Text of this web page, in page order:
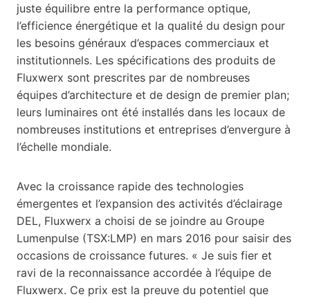
juste équilibre entre la performance optique,
l’efficience énergétique et la qualité du design pour
les besoins généraux d’espaces commerciaux et
institutionnels. Les spécifications des produits de
Fluxwerx sont prescrites par de nombreuses
équipes d’architecture et de design de premier plan;
leurs luminaires ont été installés dans les locaux de
nombreuses institutions et entreprises d’envergure à
l’échelle mondiale.
Avec la croissance rapide des technologies
émergentes et l’expansion des activités d’éclairage
DEL, Fluxwerx a choisi de se joindre au Groupe
Lumenpulse (TSX:LMP) en mars 2016 pour saisir des
occasions de croissance futures. « Je suis fier et
ravi de la reconnaissance accordée à l’équipe de
Fluxwerx. Ce prix est la preuve du potentiel que